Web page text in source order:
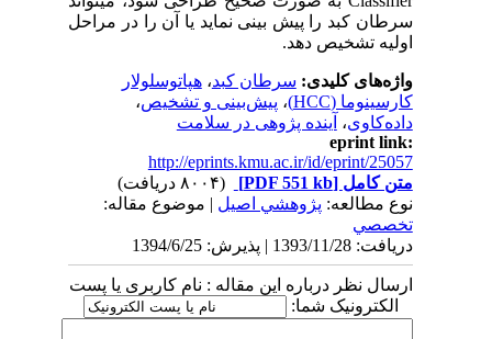
سرطان کبد را پیش بینی نماید یا آن را در مراحل
اولیه تشخیص دهد.
واژه‌های کلیدی:سرطان کبد،هپاتوسلولار
کارسینوما (HCC)
،پیش‌بینی و تشخیص،
داده‌کاوی،آینده پژوهی در سلامت
eprint link:
http://eprints.kmu.ac.ir/id/eprint/25057
متن کامل[PDF 551 kb]
نوع مطالعه:پژوهشي اصیل| موضوع مقاله:
تخصصي
دریافت: 1393/11/28 | پذیرش: 1394/6/25
ارسال نظر درباره این مقاله : نام کاربری یا پست
الکترونیک شما: